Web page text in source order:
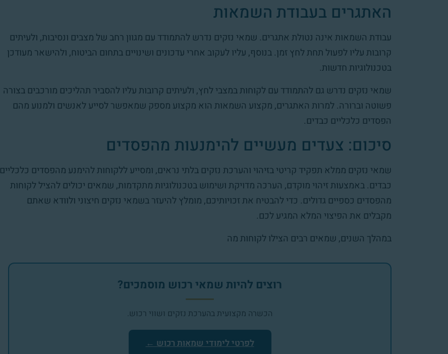
האתגרים בעבודת השמאות
עבודת השמאות אינה נטולת אתגרים. שמאי נזקים נדרש להתמודד עם מגוון רחב של מצבים ונסיבות, ולעיתים
קרובות עליו לפעול תחת לחץ זמן. בנוסף, עליו לעקוב אחרי עדכונים ושינויים בתחום הביטוח, ולהישאר מעודכן
בטכנולוגיות חדשות.
שמאי נזקים נדרש גם להתמודד עם לקוחות במצבי לחץ, ולעיתים קרובות עליו להסביר תהליכים מורכבים בצורה
פשוטה וברורה. למרות האתגרים, מקצוע השמאות הוא מקצוע מספק שמאפשר לסייע לאנשים ולמנוע מהם
הפסדים כלכליים כבדים.
סיכום: צעדים מעשיים להימנעות מהפסדים
שמאי נזקים ממלא תפקיד קריטי בזיהוי והערכת נזקים בלתי נראים, ומסייע ללקוחות להימנע מהפסדים כלכליים
כבדים. באמצעות זיהוי מוקדם, הערכה מדויקת ושימוש בטכנולוגיות מתקדמות, שמאים יכולים להציל לקוחות
מהפסדים כספיים גדולים. כדי להבטיח את זכויותיכם, מומלץ להיעזר בשמאי נזקים חיצוני ולוודא שאתם
מקבלים את הפיצוי המלא המגיע לכם.
במהלך השנים, שמאים רבים הצילו לקוחות מה
רוצים להיות שמאי רכוש מוסמכים?
הכשרה מקצועית בהערכת נזקים ושווי רכוש.
לפרטי לימודי שמאות רכוש ←